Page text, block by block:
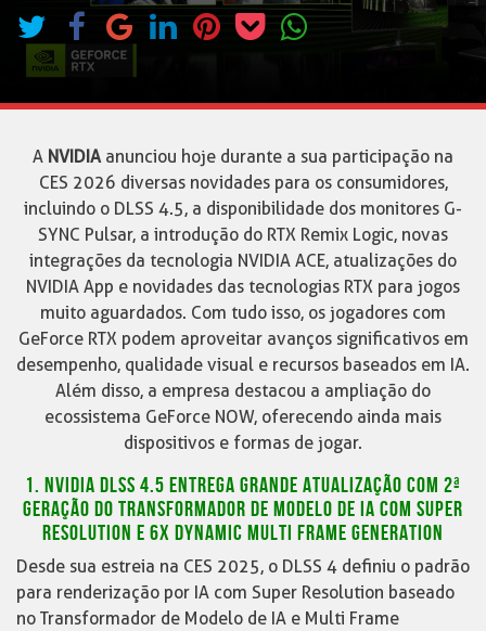
A NVIDIAanunciou hoje durante a sua participação na
CES 2026 diversas novidades para os consumidores,
incluindo o DLSS 4.5, a disponibilidade dos monitores G-
SYNC Pulsar, a introdução do RTX Remix Logic, novas
integrações da tecnologia NVIDIA ACE, atualizações do
NVIDIA App e novidades das tecnologias RTX para jogos
muito aguardados. Com tudo isso, os jogadores com
GeForce RTX podem aproveitar avanços significativos em
desempenho, qualidade visual e recursos baseados em IA.
Além disso, a empresa destacou a ampliação do
ecossistema GeForce NOW, oferecendo ainda mais
dispositivos e formas de jogar.
1. NVIDIA DLSS 4.5 ENTREGA GRANDE ATUALIZAÇÃO COM 2ª
GERAÇÃO DO TRANSFORMADOR DE MODELO DE IA COM SUPER
RESOLUTION E 6X DYNAMIC MULTI FRAME GENERATION
Desde sua estreia na CES 2025, o DLSS 4 definiu o padrão
para renderização por IA com Super Resolution baseado
no Transformador de Modelo de IA e Multi Frame